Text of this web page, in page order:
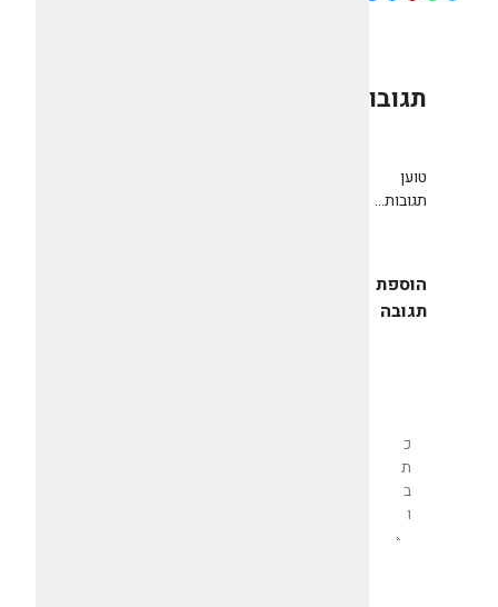
תגובות
טוען
תגובות...
הוספת
תגובה